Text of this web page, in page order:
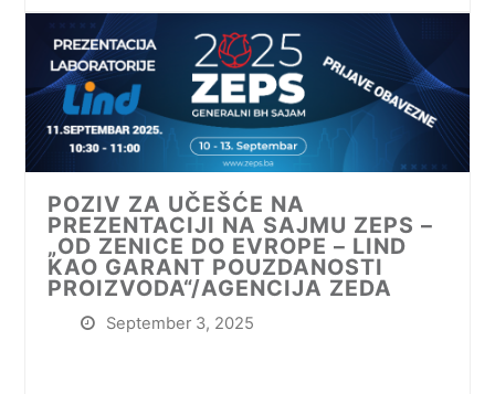
POZIV ZA UČEŠĆE NA
PREZENTACIJI NA SAJMU ZEPS –
„OD ZENICE DO EVROPE – LIND
KAO GARANT POUZDANOSTI
PROIZVODA“/AGENCIJA ZEDA
September 3, 2025